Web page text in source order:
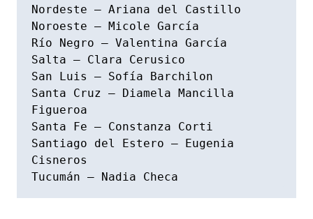
Nordeste – Ariana del Castillo
Noroeste – Micole García
Río Negro – Valentina García
Salta – Clara Cerusico
San Luis – Sofía Barchilon
Santa Cruz – Diamela Mancilla
Figueroa
Santa Fe – Constanza Corti
Santiago del Estero – Eugenia
Cisneros
Tucumán – Nadia Checa